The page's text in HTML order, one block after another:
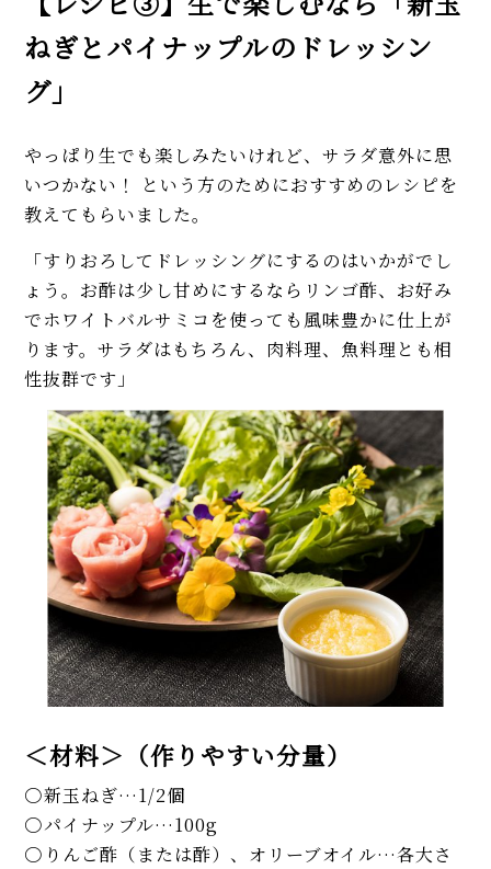
ねぎとパイナップルのドレッシン
グ」
やっぱり生でも楽しみたいけれど、サラダ意外に思
いつかない！ という方のためにおすすめのレシピを
教えてもらいました。
「すりおろしてドレッシングにするのはいかがでし
ょう。お酢は少し甘めにするならリンゴ酢、お好み
でホワイトバルサミコを使っても風味豊かに仕上が
ります。サラダはもちろん、肉料理、魚料理とも相
性抜群です」
＜材料＞（作りやすい分量）
新玉ねぎ…1/2個
パイナップル…100g
りんご酢（または酢）、オリーブオイル…各大さ